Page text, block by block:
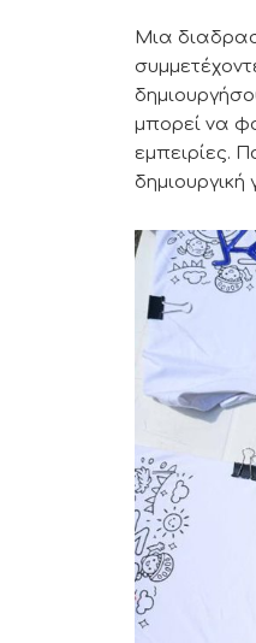
Μια
μπορεί να
εμπειρίες.
δημιουργική